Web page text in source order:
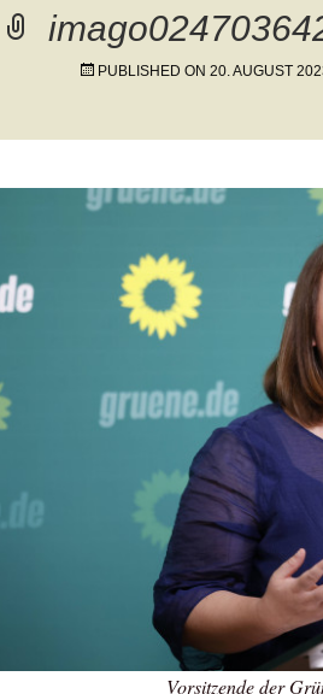
PUBLISHED ON 20. AUGUST
Vorsitzende der